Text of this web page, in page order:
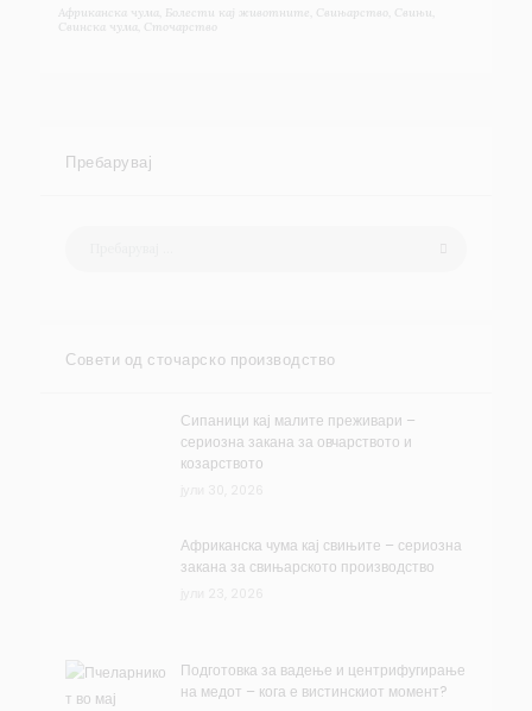
Африканска чума Болести кај животните Свињарство Свињи
Свинска чума Сточарство
Пребарувај
Совети од сточарско производство
Сипаници кај малите преживари –
сериозна закана за овчарството и
козарството
Африканска чума кај свињите – сериозна
закана за свињарското производство
Подготовка за вадење и центрифугирање
на медот – кога е вистинскиот момент?